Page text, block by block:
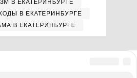
В ЕКАТЕРИНБУРГЕ
В ЕКАТЕРИНБУРГЕ
В ЕКАТЕРИНБУРГЕ